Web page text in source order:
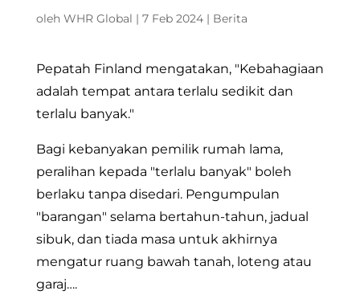
oleh WHR Global | 7 Feb 2024| Berita
Pepatah Finland mengatakan, "Kebahagiaan
adalah tempat antara terlalu sedikit dan
terlalu banyak."
Bagi kebanyakan pemilik rumah lama,
peralihan kepada "terlalu banyak" boleh
berlaku tanpa disedari. Pengumpulan
"barangan" selama bertahun-tahun, jadual
sibuk, dan tiada masa untuk akhirnya
mengatur ruang bawah tanah, loteng atau
garaj….